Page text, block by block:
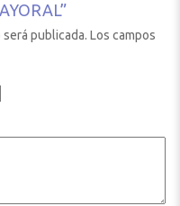
publicada. Los campos